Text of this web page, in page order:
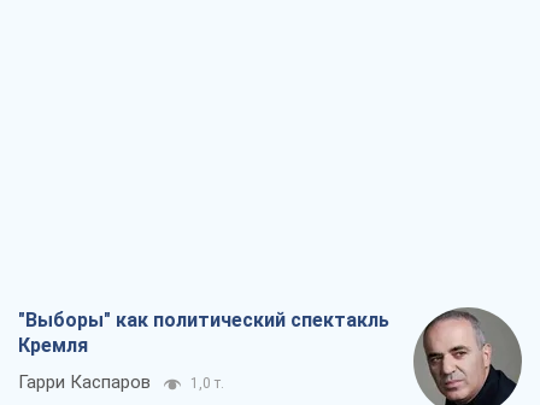
"Выборы" как политический спектакль
Кремля
Гарри Каспаров 1,0 т.